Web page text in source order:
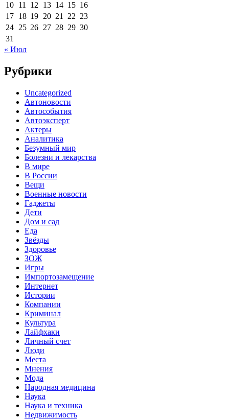
10 11 12 13 14 15 16
17 18 19 20 21 22 23
24 25 26 27 28 29 30
31
« Июл
Рубрики
Uncategorized
Автоновости
Автособытия
Автоэксперт
Актеры
Аналитика
Безумный мир
Болезни и лекарства
В мире
В России
Вещи
Военные новости
Гаджеты
Дети
Дом и сад
Еда
Звёзды
Здоровье
ЗОЖ
Игры
Импортозамещение
Интернет
Истории
Компании
Криминал
Культура
Лайфхаки
Личный счет
Люди
Места
Мнения
Мода
Народная медицина
Наука
Наука и техника
Недвижимость